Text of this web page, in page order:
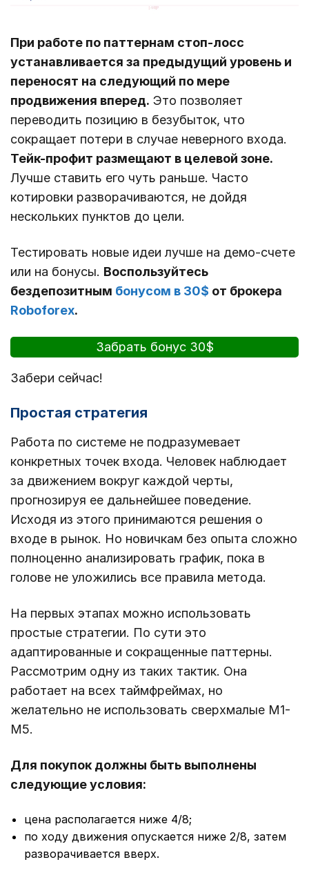
При работе по паттернам стоп-лосс
устанавливается за предыдущий уровень и
переносят на следующий по мере
продвижения вперед. Это позволяет
переводить позицию в безубыток, что
сокращает потери в случае неверного входа.
Тейк-профит размещают в целевой зоне.
Лучше ставить его чуть раньше. Часто
котировки разворачиваются, не дойдя
нескольких пунктов до цели.
Тестировать новые идеи лучше на демо-счете
или на бонусы. Воспользуйтесь
бездепозитным бонусом в 30$ от брокера
Roboforex.
Забрать бонус 30$
Забери сейчас!
Простая стратегия
Работа по системе не подразумевает
конкретных точек входа. Человек наблюдает
за движением вокруг каждой черты,
прогнозируя ее дальнейшее поведение.
Исходя из этого принимаются решения о
входе в рынок. Но новичкам без опыта сложно
полноценно анализировать график, пока в
голове не уложились все правила метода.
На первых этапах можно использовать
простые стратегии. По сути это
адаптированные и сокращенные паттерны.
Рассмотрим одну из таких тактик. Она
работает на всех таймфреймах, но
желательно не использовать сверхмалые М1-
М5.
Для покупок должны быть выполнены
следующие условия:
цена располагается ниже 4/8;
по ходу движения опускается ниже 2/8, затем
разворачивается вверх.